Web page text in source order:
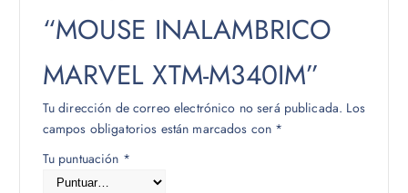
“MOUSE INALAMBRICO
MARVEL XTM-M340IM”
Tu dirección de correo electrónico no será publicada. Los
campos obligatorios están marcados con *
Tu puntuación *